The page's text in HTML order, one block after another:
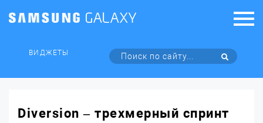
ВИДЖЕТЫ
Diversion – трехмерный спринт